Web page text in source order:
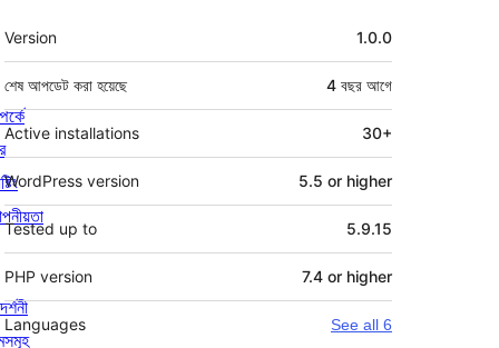
মেটা
Version 1.0.0
শেষ আপডেট করা হয়েছে 4 বছর আগে
Active installations 30+
WordPress version 5.5 or higher
Tested up to 5.9.15
PHP version 7.4 or higher
Languages See all 6